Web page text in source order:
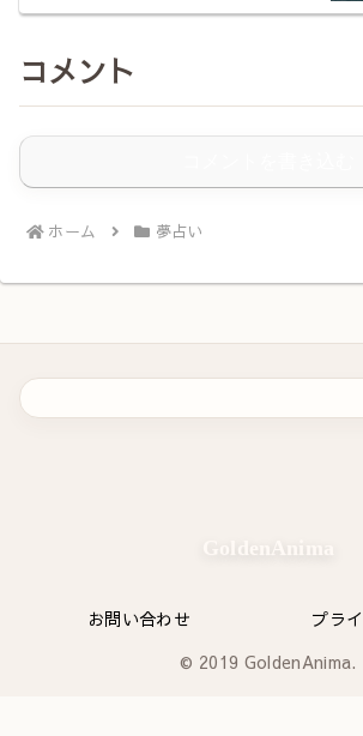
コメント
ホーム 夢占い
お問い合わせ
プラ
© 2019 GoldenAnima.